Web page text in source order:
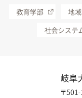
教育学部 地
社会システ
岐阜
〒